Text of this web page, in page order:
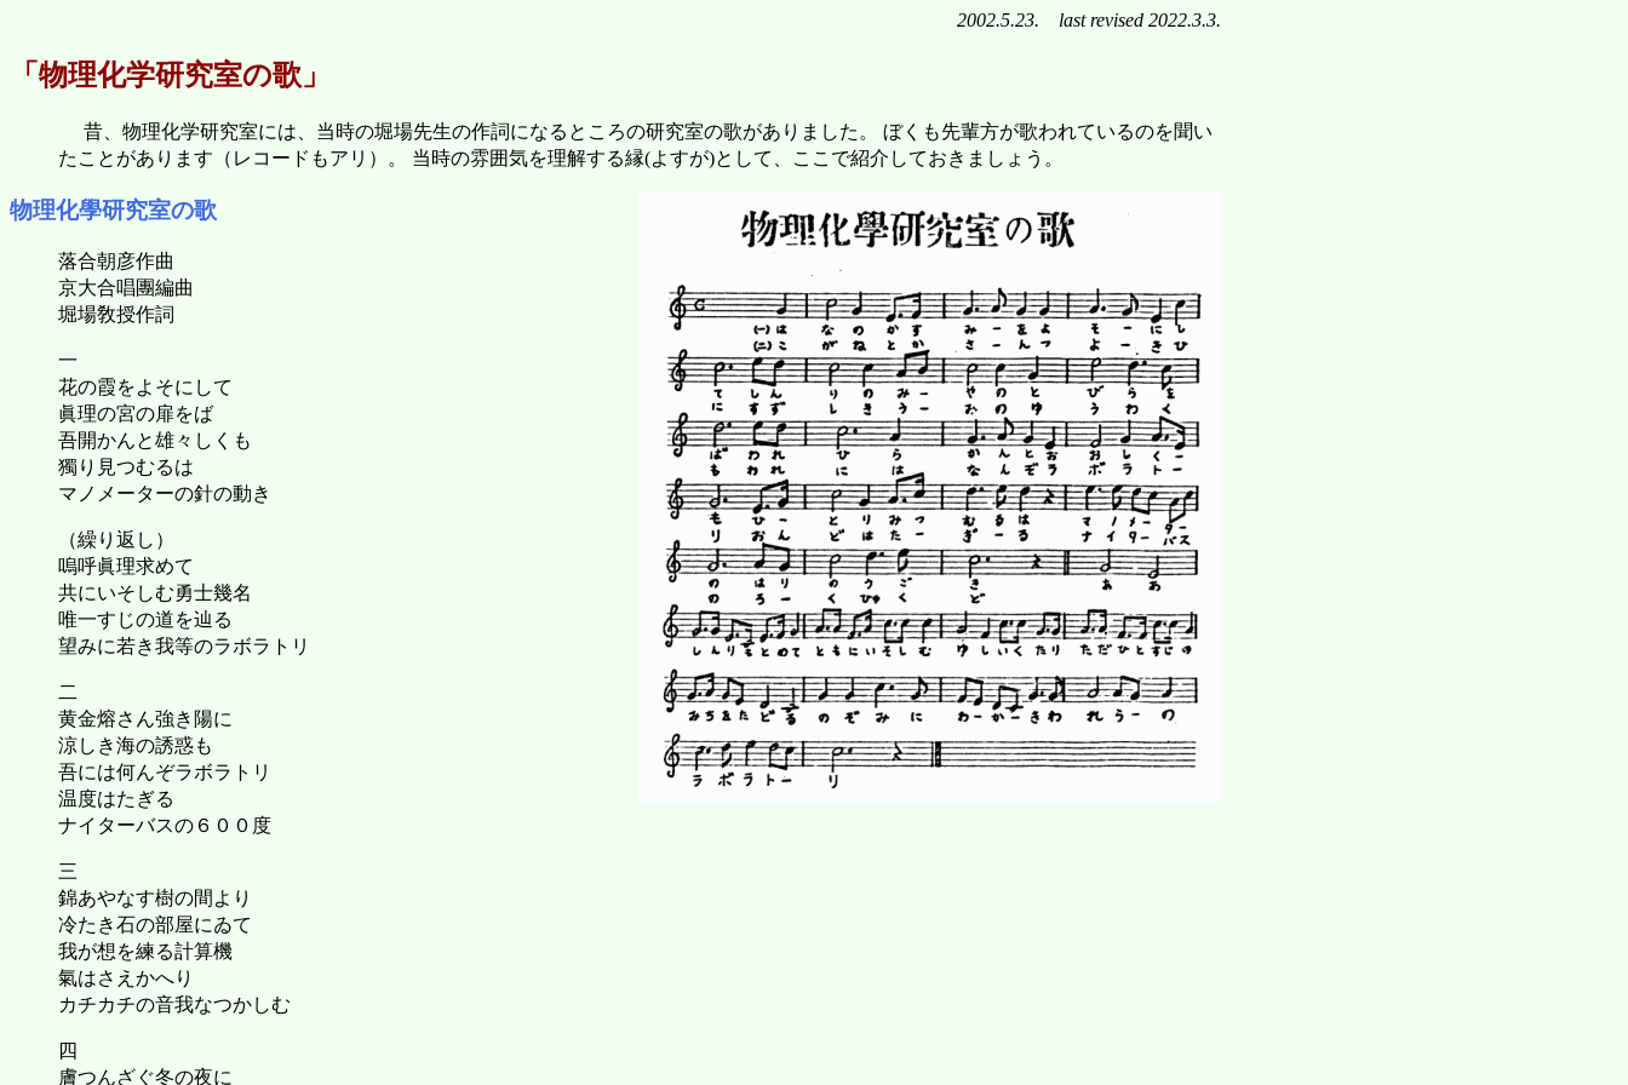
2002.5.23. last revised 2022.3.3.
「物理化学研究室の歌」
昔、物理化学研究室には、当時の堀場先生の作詞になるところの研究室の歌がありました。 ぼくも先輩方が歌われているのを聞い
たことがあります（レコードもアリ）。 当時の雰囲気を理解する縁(よすが)として、ここで紹介しておきましょう。
物理化學研究室の歌
落合朝彦作曲
京大合唱團編曲
堀場敎授作詞
一
花の霞をよそにして
眞理の宮の扉をば
吾開かんと雄々しくも
獨り見つむるは
マノメーターの針の動き
（繰り返し）
嗚呼眞理求めて
共にいそしむ勇士幾名
唯一すじの道を辿る
望みに若き我等のラボラトリ
二
黄金熔さん強き陽に
涼しき海の誘惑も
吾には何んぞラボラトリ
温度はたぎる
ナイターバスの６００度
三
錦あやなす樹の間より
冷たき石の部屋にゐて
我が想を練る計算機
氣はさえかへり
カチカチの音我なつかしむ
四
膚つんざぐ冬の夜に